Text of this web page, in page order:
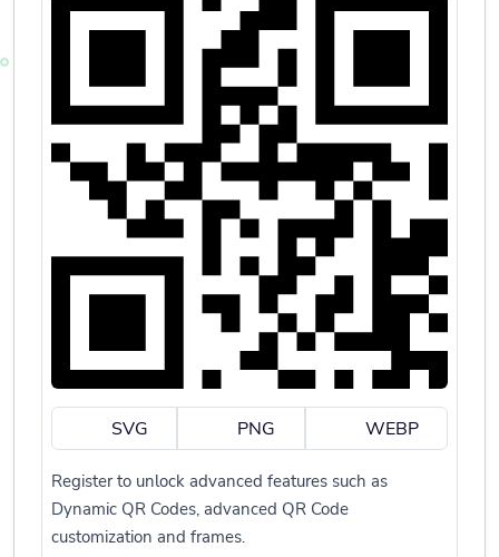
SVG PNG WEBP
Register to unlock advanced features such as
Dynamic QR Codes, advanced QR Code
customization and frames.